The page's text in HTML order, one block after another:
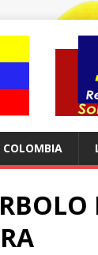
COLOMBIA